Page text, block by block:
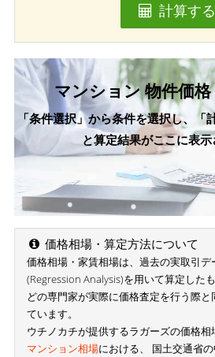
計算する
マンション 物件価
「条件選択」から条件を選択し、「
と算定結果がここに表
価格相場・算定方法について
価格相場・家賃相場は、過去の実取引
(Regression Analysis)を用いて算定した
どの専門家が実際に価格査定を行う際
ています。
ウチノカチが提供するラガーズの価格相
マンション相場における、 国土交通省